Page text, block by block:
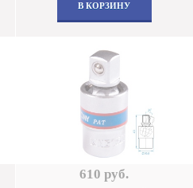
В КОРЗИНУ
610 руб.